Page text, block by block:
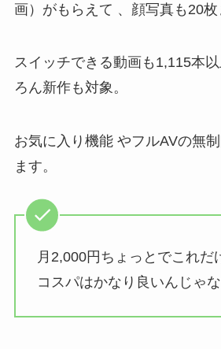
画）がもらえて 、顔写真も20枚
スイッチできる動画も1,115本
ろん新作も対象。
お気に入り機能 やフルAVの無
ます。
月2,000円ちょっとでこれだ
コスパはかなり良いんじゃな